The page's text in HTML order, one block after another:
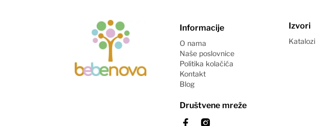
Informacije
O nama
Naše poslovnice
Politika kolačića
Kontakt
Blog
Društvene mreže
Izvori
Katalozi